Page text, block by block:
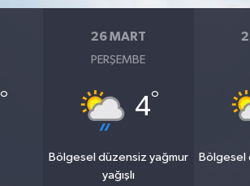
°
26 MART
PERŞEMBE
4°
Bölgesel düzensiz yağmur
yağışlı
Bölgesel